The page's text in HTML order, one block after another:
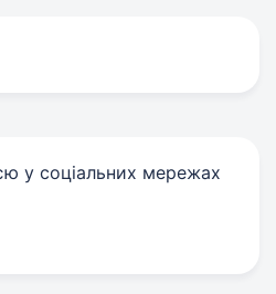
у соціальних мережах
link